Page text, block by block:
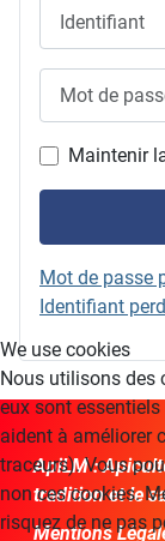
Maintenir
Mot de passe
Identifiant
ApiLM :
tradition et le
Mentions
We use cookies
Nous utilisons des
eux sont
aident à améliorer
traceurs). Vous
non ces cookies.
risquez de ne pas